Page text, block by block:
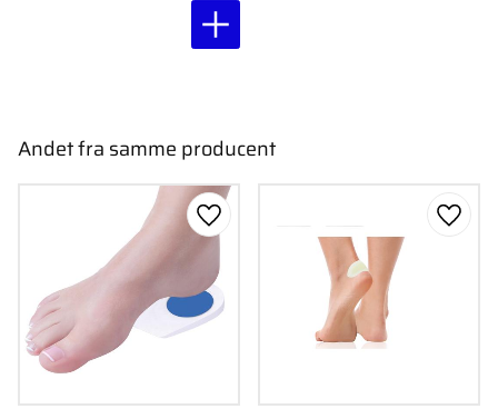
Andet fra samme producent
Gem som favorit Gem